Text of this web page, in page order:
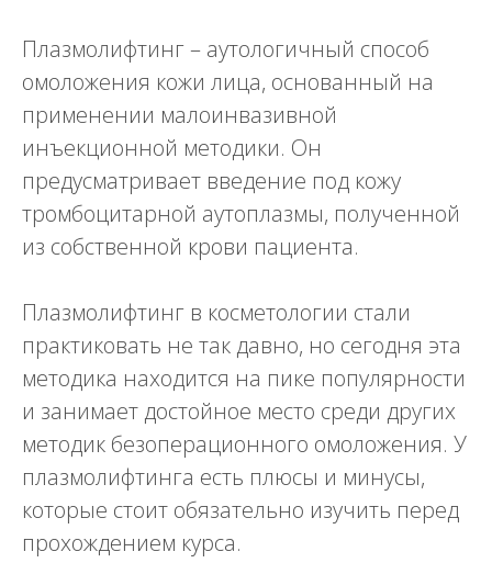
Плазмолифтинг – аутологичный способ
омоложения кожи лица, основанный на
применении малоинвазивной
инъекционной методики. Он
предусматривает введение под кожу
тромбоцитарной аутоплазмы, полученной
из собственной крови пациента.
Плазмолифтинг в косметологии стали
практиковать не так давно, но сегодня эта
методика находится на пике популярности
и занимает достойное место среди других
методик безоперационного омоложения. У
плазмолифтинга есть плюсы и минусы,
которые стоит обязательно изучить перед
прохождением курса.